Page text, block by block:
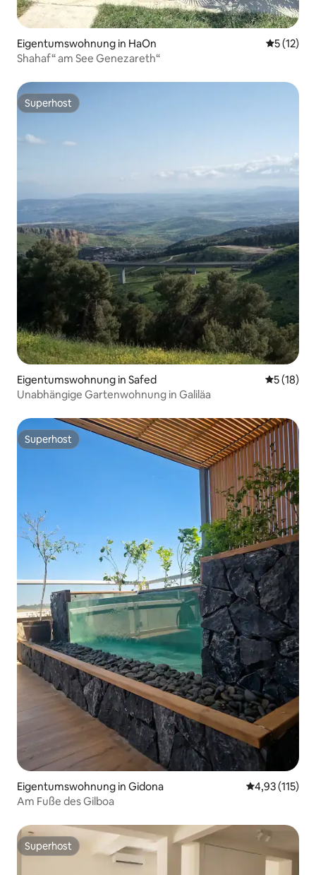
Eigentumswohnung in HaOn
5 (12)
Shahaf“ am See Genezareth“
Superhost
Superhost
Eigentumswohnung in Safed
5 (18)
Unabhängige Gartenwohnung in Galiläa
Superhost
Superhost
Eigentumswohnung in Gidona
4,93 (115)
Am Fuße des Gilboa
Superhost
Superhost